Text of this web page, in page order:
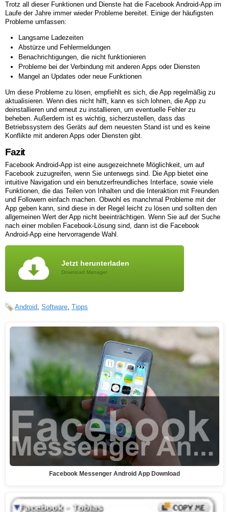
Trotz all dieser Funktionen und Dienste hat die Facebook Android-App im
Laufe der Jahre immer wieder Probleme bereitet. Einige der häufigsten
Probleme umfassen:
Langsame Ladezeiten
Abstürze und Fehlermeldungen
Benachrichtigungen, die nicht funktionieren
Probleme bei der Verbindung mit anderen Apps oder Diensten
Mangel an Updates oder neue Funktionen
Um diese Probleme zu lösen, empfiehlt es sich, die App regelmäßig zu
aktualisieren. Wenn dies nicht hilft, kann es sich lohnen, die App zu
deinstallieren und erneut zu installieren, um eventuelle Fehler zu
beheben. Außerdem ist es wichtig, sicherzustellen, dass das
Betriebssystem des Geräts auf dem neuesten Stand ist und es keine
Konflikte mit anderen Apps oder Diensten gibt.
Fazit
Facebook Android-App ist eine ausgezeichnete Möglichkeit, um auf
Facebook zuzugreifen, wenn Sie unterwegs sind. Die App bietet eine
intuitive Navigation und ein benutzerfreundliches Interface, sowie viele
Funktionen, die das Teilen von Inhalten und die Interaktion mit Freunden
und Followern einfach machen. Obwohl es manchmal Probleme mit der
App geben kann, sind diese in der Regel leicht zu lösen und sollten den
allgemeinen Wert der App nicht beeinträchtigen. Wenn Sie auf der Suche
nach einer mobilen Facebook-Lösung sind, dann ist die Facebook
Android-App eine hervorragende Wahl.
Jetzt herunterladen
Download Manager
Android Software Tipps
Facebook Messenger Android App Download